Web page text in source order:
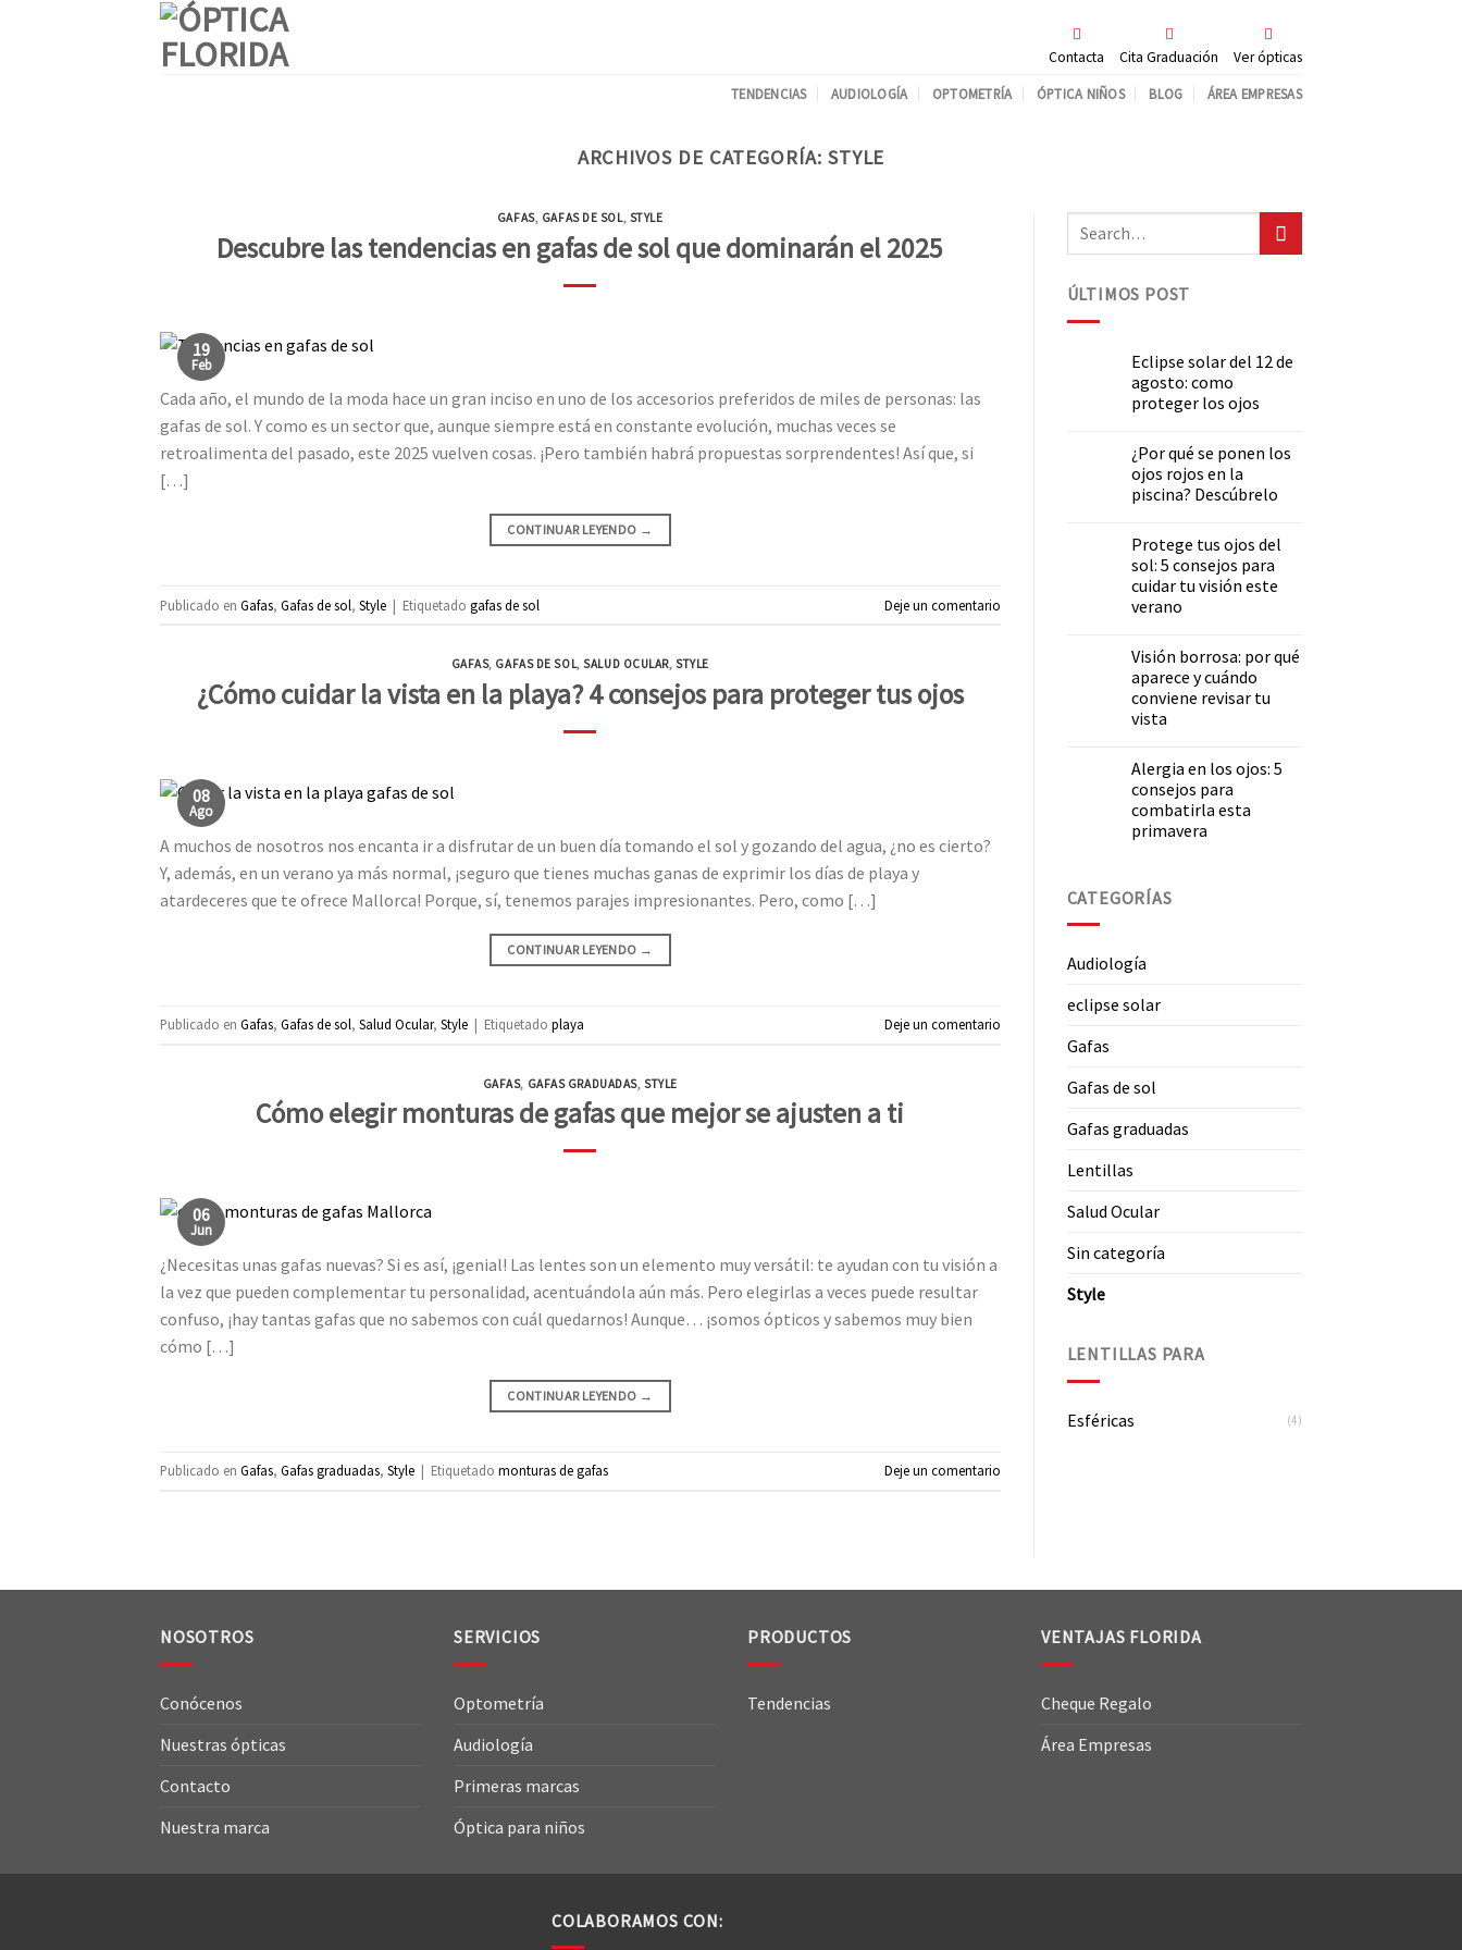
Contacta Cita Graduación Ver ópticas
TENDENCIAS AUDIOLOGÍA OPTOMETRÍA ÓPTICA NIÑOS BLOG ÁREA EMPRESAS
ARCHIVOS DE CATEGORÍA: STYLE
GAFAS, GAFAS DE SOL, STYLE
Descubre las tendencias en gafas de sol que dominarán el 2025
19
Feb
Cada año, el mundo de la moda hace un gran inciso en uno de los accesorios preferidos de miles de personas: las
gafas de sol. Y como es un sector que, aunque siempre está en constante evolución, muchas veces se
retroalimenta del pasado, este 2025 vuelven cosas. ¡Pero también habrá propuestas sorprendentes! Así que, si
[…]
CONTINUAR LEYENDO →
Publicado en Gafas, Gafas de sol, Style | Etiquetado gafas de sol Deje un comentario
GAFAS, GAFAS DE SOL,SALUD OCULAR,STYLE
¿Cómo cuidar la vista en la playa? 4 consejos para proteger tus ojos
08
Ago
A muchos de nosotros nos encanta ir a disfrutar de un buen día tomando el sol y gozando del agua, ¿no es cierto?
Y, además, en un verano ya más normal, ¡seguro que tienes muchas ganas de exprimir los días de playa y
atardeceres que te ofrece Mallorca! Porque, sí, tenemos parajes impresionantes. Pero, como […]
CONTINUAR LEYENDO →
Publicado en Gafas, Gafas de sol, Salud Ocular, Style | Etiquetado playa Deje un comentario
GAFAS, GAFAS GRADUADAS,STYLE
Cómo elegir monturas de gafas que mejor se ajusten a ti
06
Jun
¿Necesitas unas gafas nuevas? Si es así, ¡genial! Las lentes son un elemento muy versátil: te ayudan con tu visión a
la vez que pueden complementar tu personalidad, acentuándola aún más. Pero elegirlas a veces puede resultar
confuso, ¡hay tantas gafas que no sabemos con cuál quedarnos! Aunque… ¡somos ópticos y sabemos muy bien
cómo […]
CONTINUAR LEYENDO →
Publicado en Gafas, Gafas graduadas, Style | Etiquetado monturas de gafas Deje un comentario
ÚLTIMOS POST
Eclipse solar del 12 de
agosto: como
proteger los ojos
¿Por qué se ponen los
ojos rojos en la
piscina? Descúbrelo
Protege tus ojos del
sol: 5 consejos para
cuidar tu visión este
verano
Visión borrosa: por qué
aparece y cuándo
conviene revisar tu
vista
Alergia en los ojos: 5
consejos para
combatirla esta
primavera
CATEGORÍAS
Audiología
eclipse solar
Gafas
Gafas de sol
Gafas graduadas
Lentillas
Salud Ocular
Sin categoría
Style
LENTILLAS PARA
Esféricas (4)
NOSOTROS
Conócenos
Nuestras ópticas
Contacto
Nuestra marca
SERVICIOS
Optometría
Audiología
Primeras marcas
Óptica para niños
PRODUCTOS
Tendencias
VENTAJAS FLORIDA
Cheque Regalo
Área Empresas
COLABORAMOS CON: